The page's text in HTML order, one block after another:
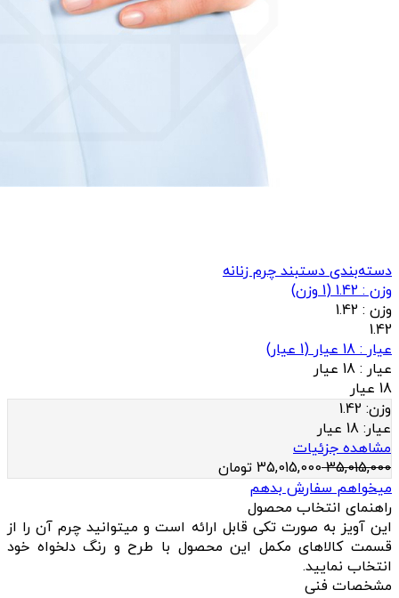
دسته‌بندی دستبند چرم زنانه
وزن : 1.42
(
1 وزن)
وزن : 1.42
1.42
عيار : 18 عیار
(
1 عيار)
عيار : 18 عیار
18 عیار
وزن: 1.42
عيار: 18 عیار
مشاهده جزئیات
35,015,000
35,015,000 تومان
میخواهم سفارش بدهم
راهنمای انتخاب محصول
این آویز به صورت تکی قابل ارائه است و میتوانید چرم آن را از
قسمت کالاهای مکمل این محصول با طرح و رنگ دلخواه خود
انتخاب نمایید.
مشخصات فنی